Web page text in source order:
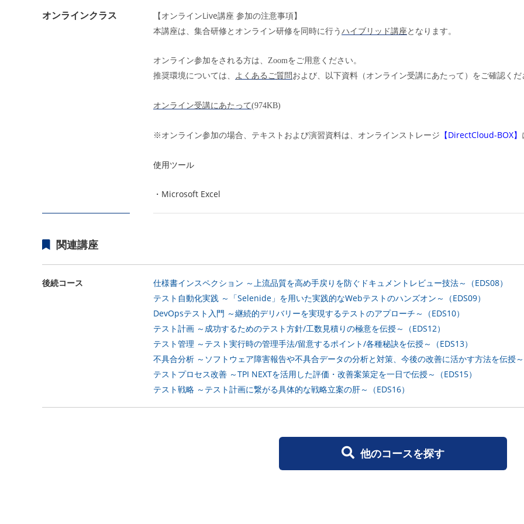
オンラインクラス 【オンラインLive講座 参加の注意事項】
本講座は、集合研修とオンライン研修を同時に行う ハイブリッド講座 となります。
オンライン参加をされる方は、 Zoomをご用意ください。
推奨環境については、
よくあるご質問および、以下資料（オンライン受講にあたって）をご確認くだ
オンライン受講にあたって(974KB)
※オンライン参加の場合、テキストおよび演習資料は、オンラインストレージ 【 DirectCloud-BOX】
使用ツール
・ Microsoft Excel
関連講座
後続コース
仕様書インスペクション ～上流品質を高め手戻りを防ぐドキュメントレビュー技法～（EDS08）
テスト自動化実践 ～「Selenide」を用いた実践的なWebテストのハンズオン～（EDS09）
DevOpsテスト入門 ～継続的デリバリーを実現するテストのアプローチ～（EDS10）
テスト計画 ～成功するためのテスト方針/工数見積りの極意を伝授～（EDS12）
テスト管理 ～テスト実行時の管理手法/留意するポイント/各種秘訣を伝授～（EDS13）
不具合分析 ～ソフトウェア障害報告や不具合データの分析と対策、今後の改善に活かす方法を伝授～
テストプロセス改善 ～TPI NEXTを活用した評価・改善案策定を一日で伝授～（EDS15）
テスト戦略 ～テスト計画に繋がる具体的な戦略立案の肝～（EDS16）
他のコースを探す